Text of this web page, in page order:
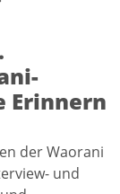
Erinnern
der Waorani
und